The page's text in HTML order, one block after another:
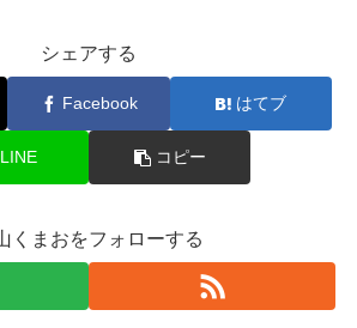
シェアする
Facebook はてブ
LINE コピー
くまおをフォローする